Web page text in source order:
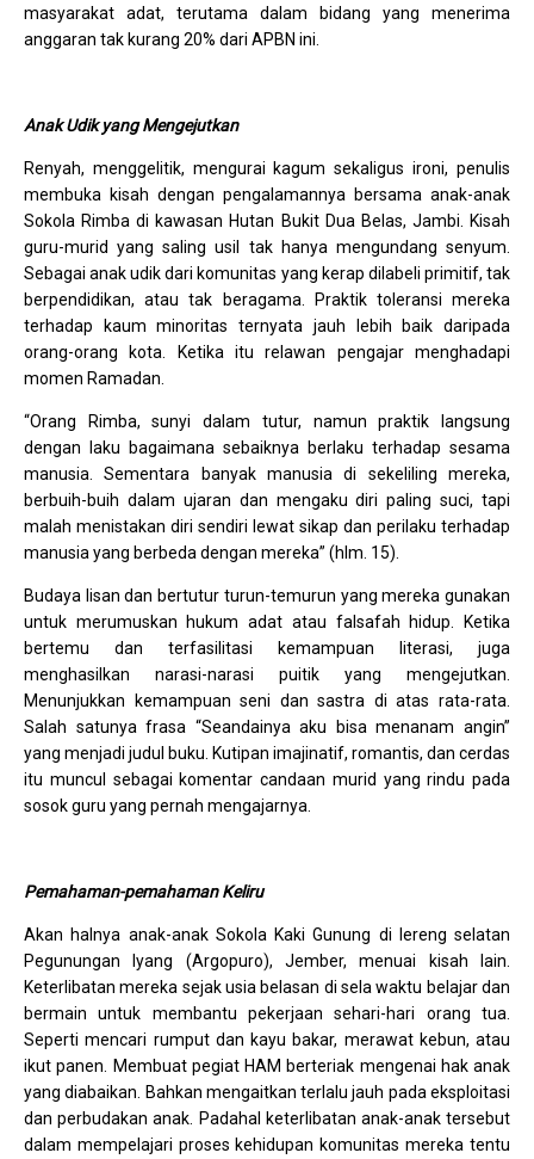
masyarakat adat, terutama dalam bidang yang menerima
anggaran tak kurang 20% dari APBN ini.
Anak Udik yang Mengejutkan
Renyah, menggelitik, mengurai kagum sekaligus ironi, penulis
membuka kisah dengan pengalamannya bersama anak-anak
Sokola Rimba di kawasan Hutan Bukit Dua Belas, Jambi. Kisah
guru-murid yang saling usil tak hanya mengundang senyum.
Sebagai anak udik dari komunitas yang kerap dilabeli primitif, tak
berpendidikan, atau tak beragama. Praktik toleransi mereka
terhadap kaum minoritas ternyata jauh lebih baik daripada
orang-orang kota. Ketika itu relawan pengajar menghadapi
momen Ramadan.
“Orang Rimba, sunyi dalam tutur, namun praktik langsung
dengan laku bagaimana sebaiknya berlaku terhadap sesama
manusia. Sementara banyak manusia di sekeliling mereka,
berbuih-buih dalam ujaran dan mengaku diri paling suci, tapi
malah menistakan diri sendiri lewat sikap dan perilaku terhadap
manusia yang berbeda dengan mereka” (hlm. 15).
Budaya lisan dan bertutur turun-temurun yang mereka gunakan
untuk merumuskan hukum adat atau falsafah hidup. Ketika
bertemu dan terfasilitasi kemampuan literasi, juga
menghasilkan narasi-narasi puitik yang mengejutkan.
Menunjukkan kemampuan seni dan sastra di atas rata-rata.
Salah satunya frasa “Seandainya aku bisa menanam angin”
yang menjadi judul buku. Kutipan imajinatif, romantis, dan cerdas
itu muncul sebagai komentar candaan murid yang rindu pada
sosok guru yang pernah mengajarnya.
Pemahaman-pemahaman Keliru
Akan halnya anak-anak Sokola Kaki Gunung di lereng selatan
Pegunungan Iyang (Argopuro), Jember, menuai kisah lain.
Keterlibatan mereka sejak usia belasan di sela waktu belajar dan
bermain untuk membantu pekerjaan sehari-hari orang tua.
Seperti mencari rumput dan kayu bakar, merawat kebun, atau
ikut panen. Membuat pegiat HAM berteriak mengenai hak anak
yang diabaikan. Bahkan mengaitkan terlalu jauh pada eksploitasi
dan perbudakan anak. Padahal keterlibatan anak-anak tersebut
dalam mempelajari proses kehidupan komunitas mereka tentu